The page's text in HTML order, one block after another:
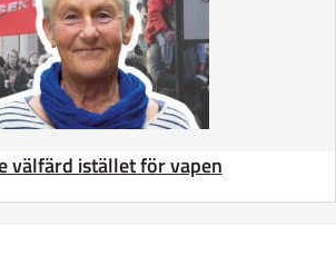
välfärd istället för vapen